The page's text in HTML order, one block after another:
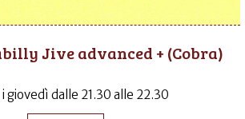
Jive advanced + (Cobra)
giovedì dalle 21.30 alle 22.30